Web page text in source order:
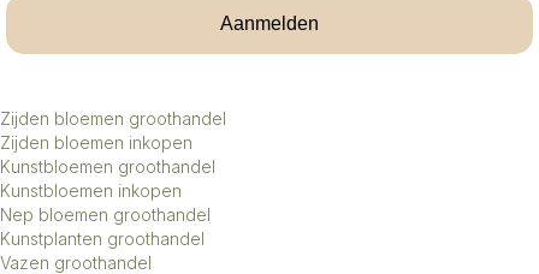
Aanmelden
Zijden bloemen groothandel
Zijden bloemen inkopen
Kunstbloemen groothandel
Kunstbloemen inkopen
Nep bloemen groothandel
Kunstplanten groothandel
Vazen groothandel